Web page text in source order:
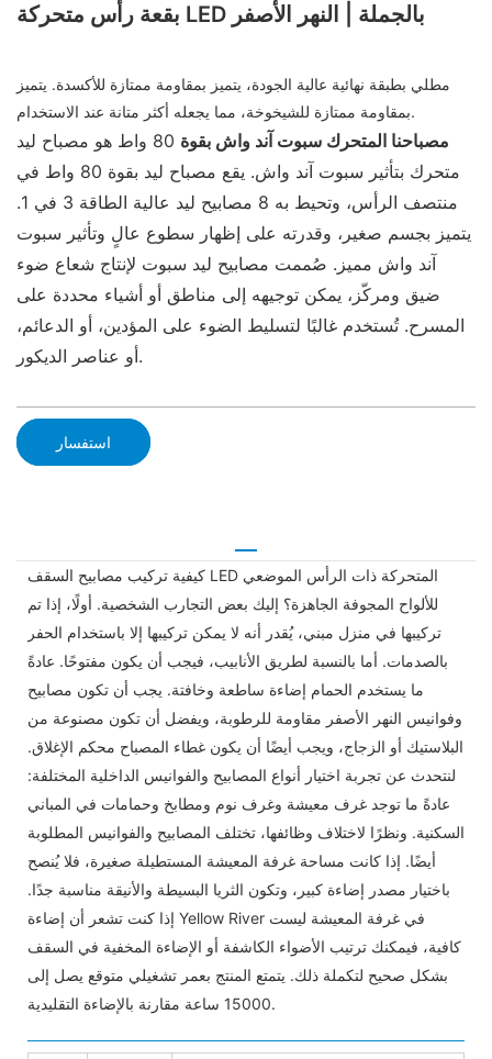
بقعة رأس متحركة LED بالجملة | النهر الأصفر
مطلي بطبقة نهائية عالية الجودة، يتميز بمقاومة ممتازة للأكسدة. يتميز
بمقاومة ممتازة للشيخوخة، مما يجعله أكثر متانة عند الاستخدام.
مصباحنا المتحرك سبوت آند واش بقوة
80 واط هو مصباح ليد
متحرك بتأثير سبوت آند واش. يقع مصباح ليد بقوة 80 واط في
منتصف الرأس، وتحيط به 8 مصابيح ليد عالية الطاقة 3 في 1.
يتميز بجسم صغير، وقدرته على إظهار سطوع عالٍ وتأثير سبوت
آند واش مميز. صُممت مصابيح ليد سبوت لإنتاج شعاع ضوء
ضيق ومركّز، يمكن توجيهه إلى مناطق أو أشياء محددة على
المسرح. تُستخدم غالبًا لتسليط الضوء على المؤدين، أو الدعائم،
أو عناصر الديكور.
استفسار
كيفية تركيب مصابيح السقف LED المتحركة ذات الرأس الموضعي
للألواح المجوفة الجاهزة؟ إليك بعض التجارب الشخصية. أولًا، إذا تم
تركيبها في منزل مبني، يُقدر أنه لا يمكن تركيبها إلا باستخدام الحفر
بالصدمات. أما بالنسبة لطريق الأنابيب، فيجب أن يكون مفتوحًا. عادةً
ما يستخدم الحمام إضاءة ساطعة وخافتة. يجب أن تكون مصابيح
وفوانيس النهر الأصفر مقاومة للرطوبة، ويفضل أن تكون مصنوعة من
البلاستيك أو الزجاج، ويجب أيضًا أن يكون غطاء المصباح محكم الإغلاق.
لنتحدث عن تجربة اختيار أنواع المصابيح والفوانيس الداخلية المختلفة:
عادةً ما توجد غرف معيشة وغرف نوم ومطابخ وحمامات في المباني
السكنية. ونظرًا لاختلاف وظائفها، تختلف المصابيح والفوانيس المطلوبة
أيضًا. إذا كانت مساحة غرفة المعيشة المستطيلة صغيرة، فلا يُنصح
باختيار مصدر إضاءة كبير، وتكون الثريا البسيطة والأنيقة مناسبة جدًا.
إذا كنت تشعر أن إضاءة Yellow River في غرفة المعيشة ليست
كافية، فيمكنك ترتيب الأضواء الكاشفة أو الإضاءة المخفية في السقف
بشكل صحيح لتكملة ذلك. يتمتع المنتج بعمر تشغيلي متوقع يصل إلى
15000 ساعة مقارنة بالإضاءة التقليدية.